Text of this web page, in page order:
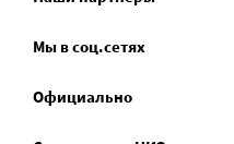
Мы в соц.сетях
Официально